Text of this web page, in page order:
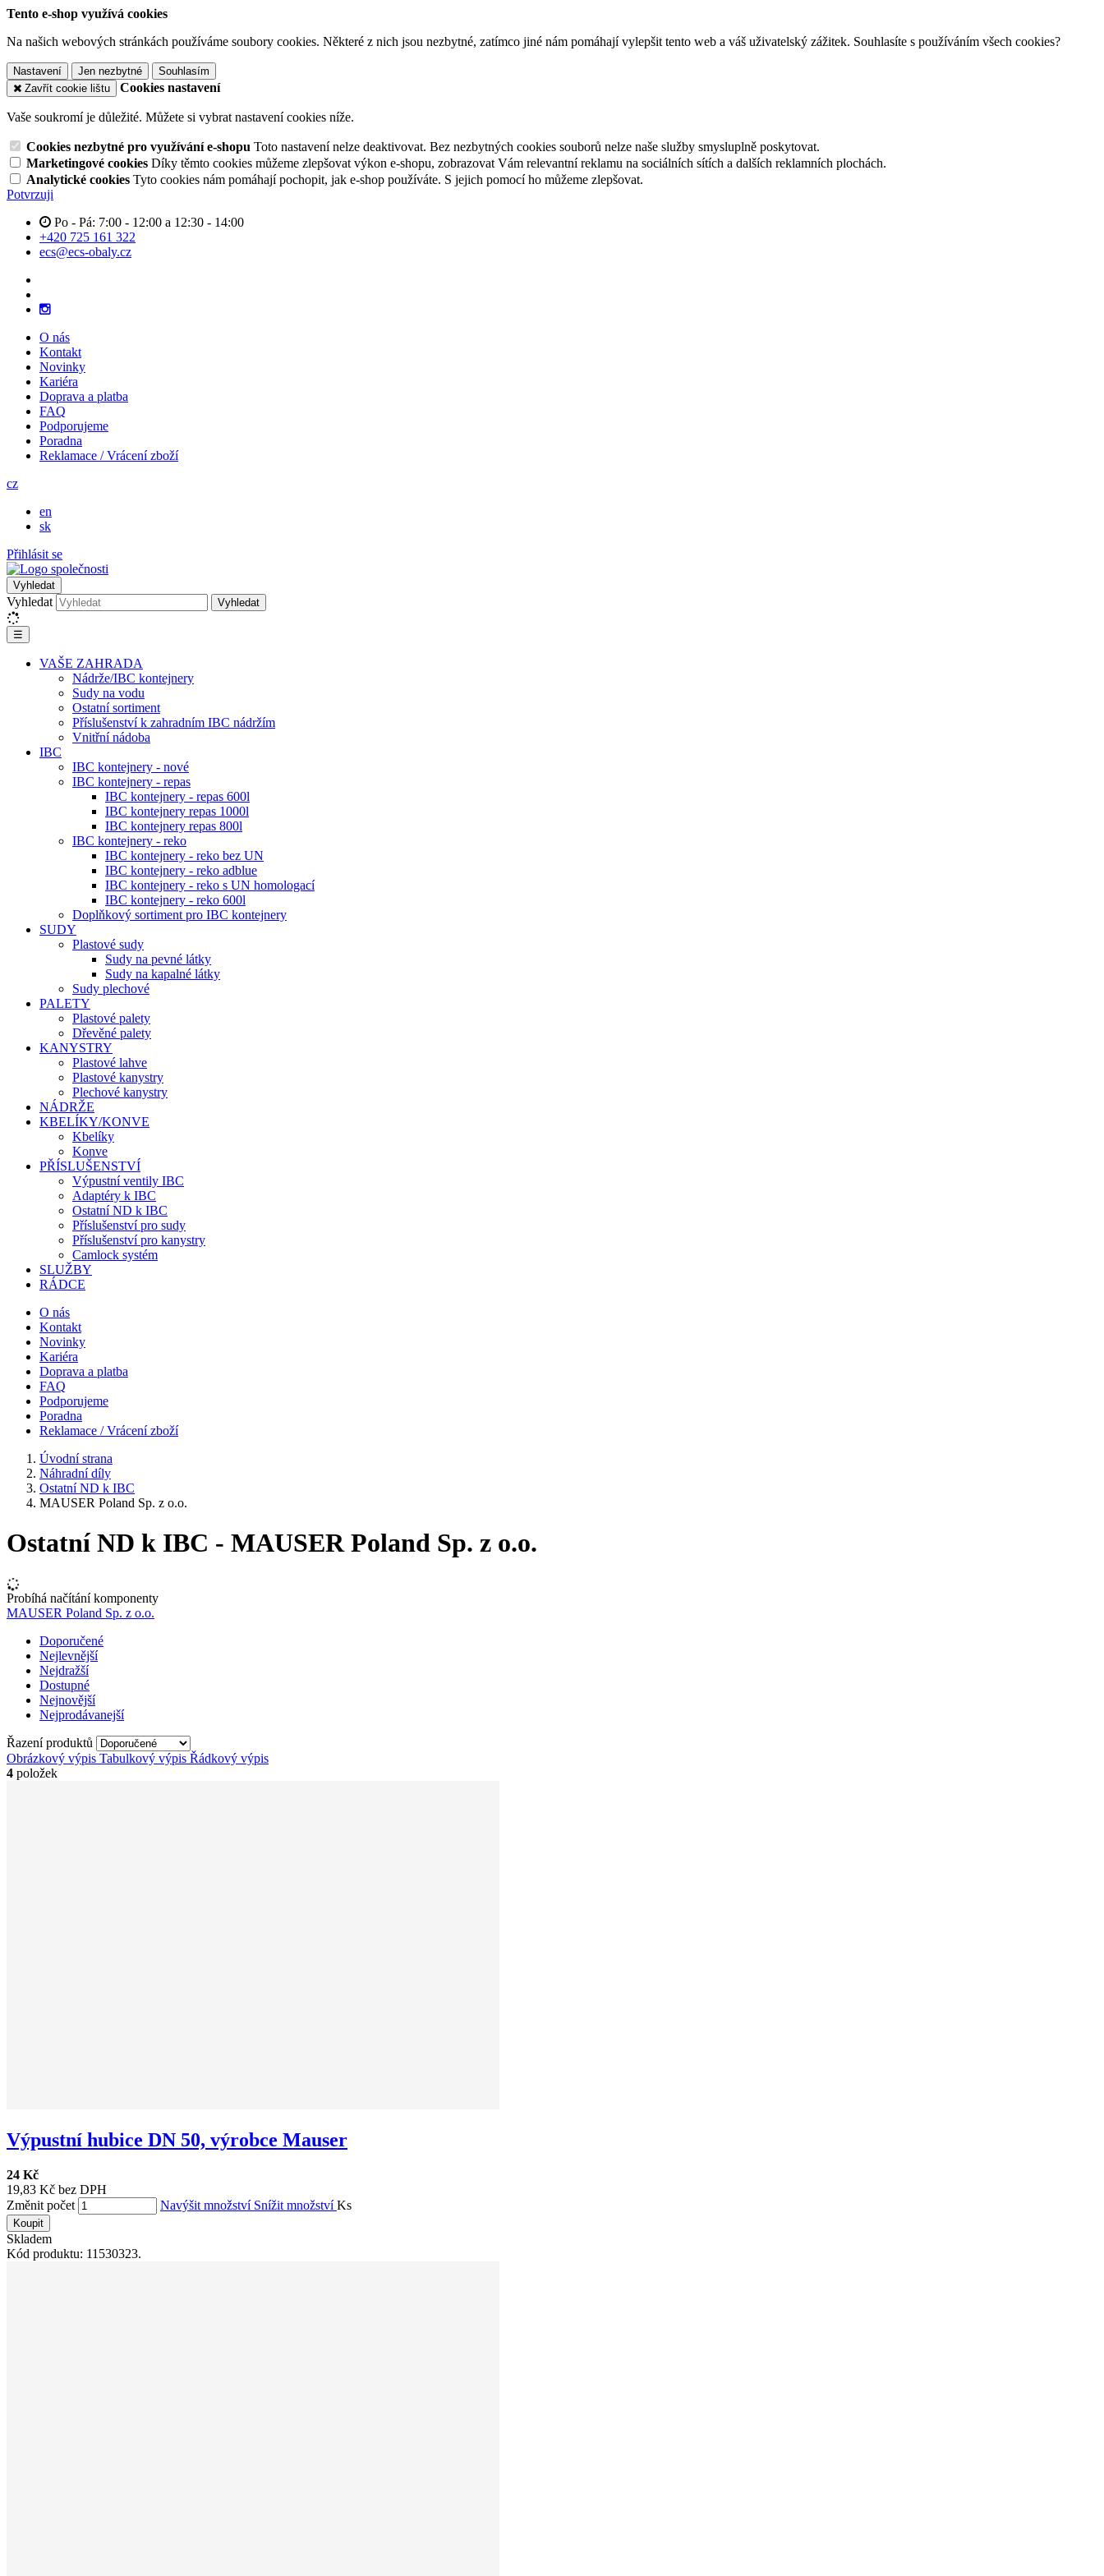
Tento e-shop využívá cookies
Na našich webových stránkách používáme soubory cookies. Některé z nich jsou nezbytné, zatímco jiné nám pomáhají vylepšit tento web a váš uživatelský zážitek. Souhlasíte s používáním všech cookies?
Nastavení Jen nezbytné
Souhlasím
Zavřít cookie lištu
Cookies nastavení
Vaše soukromí je důležité. Můžete si vybrat nastavení cookies níže.
Cookies nezbytné pro využívání e-shopu Toto nastavení nelze deaktivovat. Bez nezbytných cookies souborů nelze naše služby smysluplně poskytovat.
Marketingové cookies Díky těmto cookies můžeme zlepšovat výkon e-shopu, zobrazovat Vám relevantní reklamu na sociálních sítích a dalších reklamních plochách.
Analytické cookies Tyto cookies nám pomáhají pochopit, jak e-shop používáte. S jejich pomocí ho můžeme zlepšovat.
Potvrzuji
Po - Pá: 7:00 - 12:00 a 12:30 - 14:00
+420 725 161 322
ecs@ecs-obaly.cz
O nás
Kontakt
Novinky
Kariéra
Doprava a platba
FAQ
Podporujeme
Poradna
Reklamace / Vrácení zboží
cz
en
sk
Přihlásit se
Vyhledat
Vyhledat Vyhledat
☰
VAŠE ZAHRADA
Nádrže/IBC kontejnery
Sudy na vodu
Ostatní sortiment
Příslušenství k zahradním IBC nádržím
Vnitřní nádoba
IBC
IBC kontejnery - nové
IBC kontejnery - repas
IBC kontejnery - repas 600l
IBC kontejnery repas 1000l
IBC kontejnery repas 800l
IBC kontejnery - reko
IBC kontejnery - reko bez UN
IBC kontejnery - reko adblue
IBC kontejnery - reko s UN homologací
IBC kontejnery - reko 600l
Doplňkový sortiment pro IBC kontejnery
SUDY
Plastové sudy
Sudy na pevné látky
Sudy na kapalné látky
Sudy plechové
PALETY
Plastové palety
Dřevěné palety
KANYSTRY
Plastové lahve
Plastové kanystry
Plechové kanystry
NÁDRŽE
KBELÍKY/KONVE
Kbelíky
Konve
PŘÍSLUŠENSTVÍ
Výpustní ventily IBC
Adaptéry k IBC
Ostatní ND k IBC
Příslušenství pro sudy
Příslušenství pro kanystry
Camlock systém
SLUŽBY
RÁDCE
O nás
Kontakt
Novinky
Kariéra
Doprava a platba
FAQ
Podporujeme
Poradna
Reklamace / Vrácení zboží
Úvodní strana
Náhradní díly
Ostatní ND k IBC
MAUSER Poland Sp. z o.o.
Ostatní ND k IBC - MAUSER Poland Sp. z o.o.
Probíhá načítání komponenty
MAUSER Poland Sp. z o.o.
Doporučené
Nejlevnější
Nejdražší
Dostupné
Nejnovější
Nejprodávanejší
Řazení produktů
Obrázkový výpis Tabulkový výpis Řádkový výpis
4 položek
Výpustní hubice DN 50, výrobce Mauser
24 Kč
19,83 Kč bez DPH
Změnit počet
Navýšit množství Snížit množstvíKs
Koupit
Skladem
Kód produktu: 11530323.